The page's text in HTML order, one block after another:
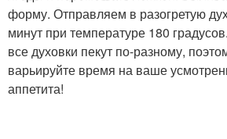
форму. Отправляем в разогретую
минут при температуре 180
все духовки пекут по-разному,
варьируйте время на ваше
аппетита!